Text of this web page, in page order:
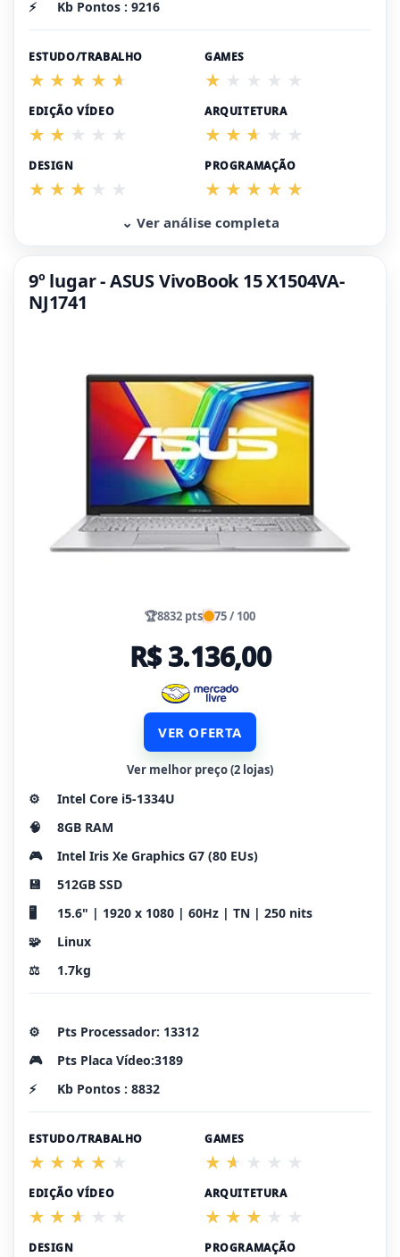
⚡ Kb Pontos : 9216
ESTUDO/TRABALHO GAMES
EDIÇÃO VÍDEO ARQUITETURA
DESIGN PROGRAMAÇÃO
⌄ Ver análise completa
9º lugar - ASUS VivoBook 15 X1504VA-
NJ1741
🏆8832 pts 75 / 100
R$ 3.136,00
VER OFERTA
Ver melhor preço (2 lojas)
⚙️
Intel Core i5-1334U
🧠
8GB RAM
🎮
Intel Iris Xe Graphics G7 (80 EUs)
💾
512GB SSD
🖥️
15.6" | 1920 x 1080 | 60Hz | TN | 250 nits
🧩
Linux
⚖️
1.7kg
⚙️
Pts Processador: 13312
🎮
Pts Placa Vídeo:3189
⚡
Kb Pontos : 8832
ESTUDO/TRABALHO GAMES
EDIÇÃO VÍDEO ARQUITETURA
DESIGN PROGRAMAÇÃO